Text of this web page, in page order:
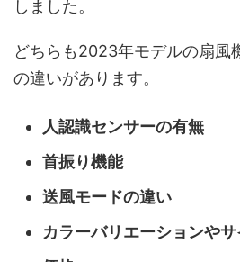
しました。
どちらも2023年モデルの扇風
の違いがあります。
人認識センサーの有無
首振り機能
送風モードの違い
カラーバリエーションや